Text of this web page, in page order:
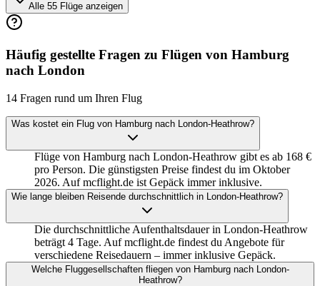
Alle 55 Flüge anzeigen
Häufig gestellte Fragen zu Flügen von Hamburg
nach London
14 Fragen rund um Ihren Flug
Was kostet ein Flug von Hamburg nach London-Heathrow?
Flüge von Hamburg nach London-Heathrow gibt es ab 168 €
pro Person. Die günstigsten Preise findest du im Oktober
2026. Auf mcflight.de ist Gepäck immer inklusive.
Wie lange bleiben Reisende durchschnittlich in London-Heathrow?
Die durchschnittliche Aufenthaltsdauer in London-Heathrow
beträgt 4 Tage. Auf mcflight.de findest du Angebote für
verschiedene Reisedauern – immer inklusive Gepäck.
Welche Fluggesellschaften fliegen von Hamburg nach London-
Heathrow?